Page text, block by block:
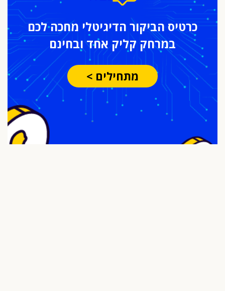
כרטיס הביקור הדיגיטלי מחכה לכם
במרחק קליק אחד ובחינם
מתחילים >